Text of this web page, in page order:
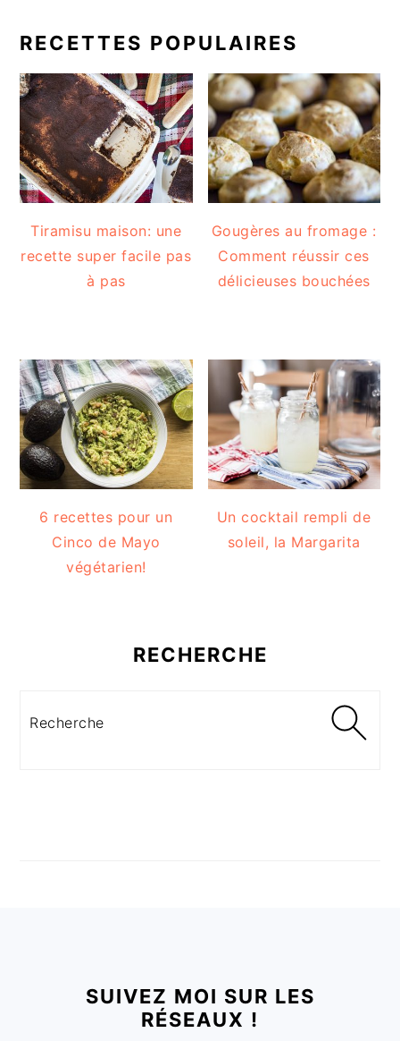
RECETTES POPULAIRES
Tiramisu maison: une
recette super facile pas
à pas
Gougères au fromage :
Comment réussir ces
délicieuses bouchées
6 recettes pour un
Cinco de Mayo
végétarien!
Un cocktail rempli de
soleil, la Margarita
RECHERCHE
SUIVEZ MOI SUR LES
RÉSEAUX !